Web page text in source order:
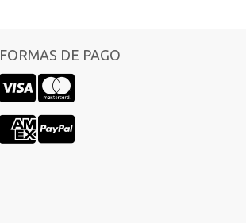
FORMAS DE PAGO